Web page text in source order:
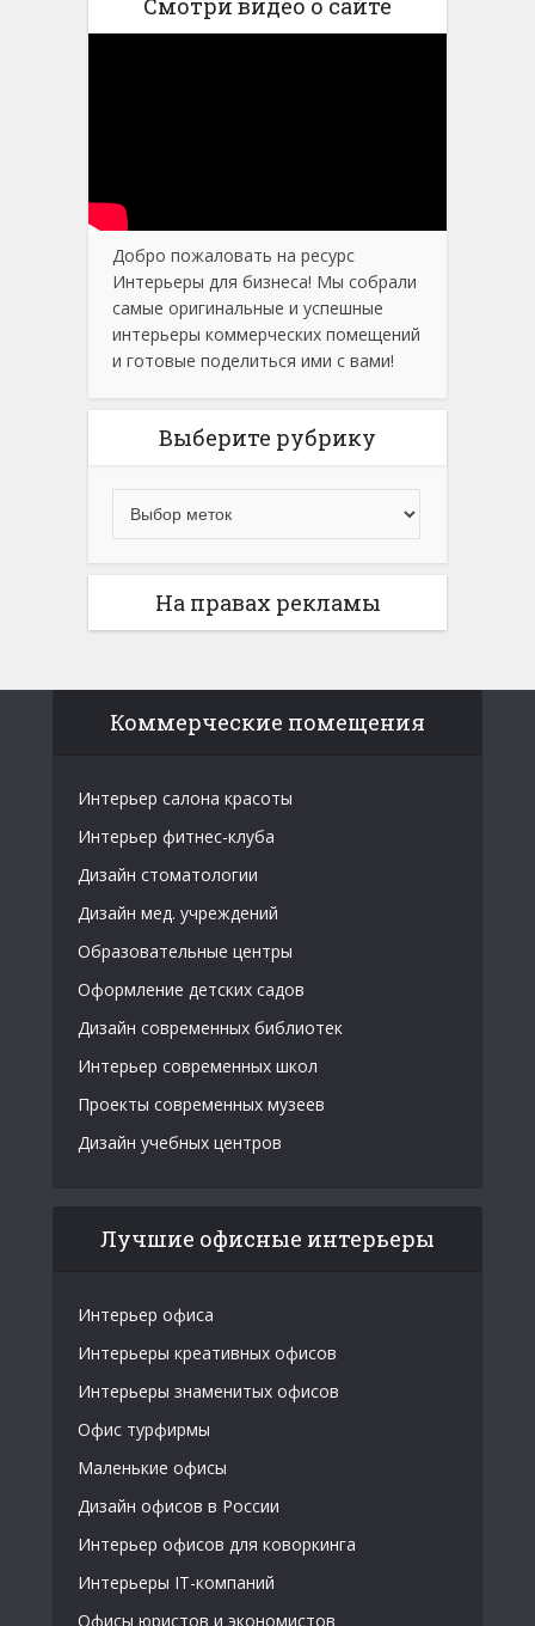
Смотри видео о сайте
Добро пожаловать на ресурс
Интерьеры для бизнеса! Мы собрали
самые оригинальные и успешные
интерьеры коммерческих помещений
и готовые поделиться ими с вами!
Выберите рубрику
На правах рекламы
Коммерческие помещения
Интерьер салона красоты
Интерьер фитнес-клуба
Дизайн стоматологии
Дизайн мед. учреждений
Образовательные центры
Оформление детских садов
Дизайн современных библиотек
Интерьер современных школ
Проекты современных музеев
Дизайн учебных центров
Лучшие офисные интерьеры
Интерьер офиса
Интерьеры креативных офисов
Интерьеры знаменитых офисов
Офис турфирмы
Маленькие офисы
Дизайн офисов в России
Интерьер офисов для коворкинга
Интерьеры IT-компаний
Офисы юристов и экономистов